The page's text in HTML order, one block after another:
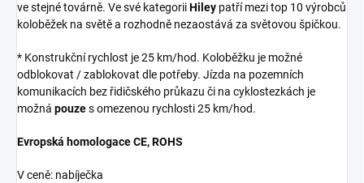
ve stejné továrně. Ve své kategoriiHiley patří mezi top 10 výrobců
koloběžek na světě a rozhodně nezaostává za světovou špičkou.
* Konstrukční rychlost je 25 km/hod. Koloběžku je možné
odblokovat / zablokovat dle potřeby. Jízda na pozemních
komunikacích bez řidičského průkazu či na cyklostezkách je
možná pouzes omezenou rychlosti 25 km/hod.
Evropská homologace CE, ROHS
V ceně: nabíječka